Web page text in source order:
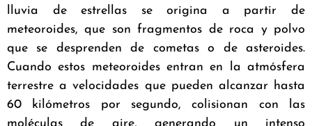
lluvia de estrellas se origina a partir de
meteoroides, que son fragmentos de roca y polvo
que se desprenden de cometas o de asteroides.
Cuando estos meteoroides entran en la atmósfera
terrestre a velocidades que pueden alcanzar hasta
60 kilómetros por segundo, colisionan con las